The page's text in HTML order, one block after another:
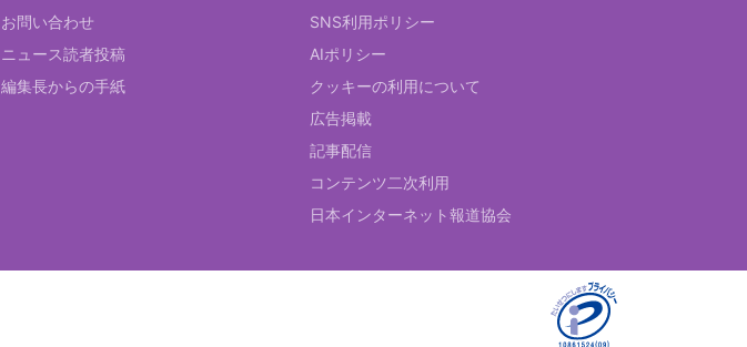
お問い合わせ
ニュース読者投稿
編集長からの手紙
SNS利用ポリシー
AIポリシー
クッキーの利用について
広告掲載
記事配信
コンテンツ二次利用
日本インターネット報道協会